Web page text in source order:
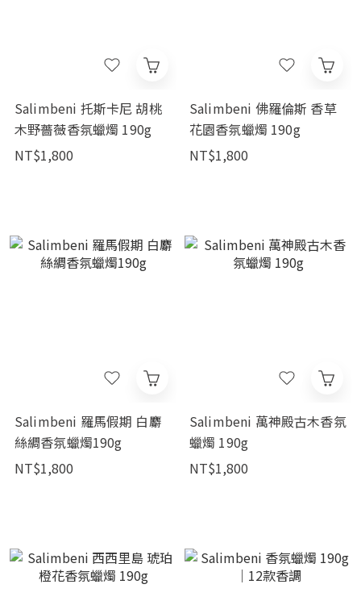
Salimbeni 托斯卡尼 胡桃
木野薔薇香氛蠟燭 190g
NT$1,800
Salimbeni 佛羅倫斯 香草
花園香氛蠟燭 190g
NT$1,800
Salimbeni 羅馬假期 白麝
絲綢香氛蠟燭190g
NT$1,800
Salimbeni 萬神殿古木香氛
蠟燭 190g
NT$1,800